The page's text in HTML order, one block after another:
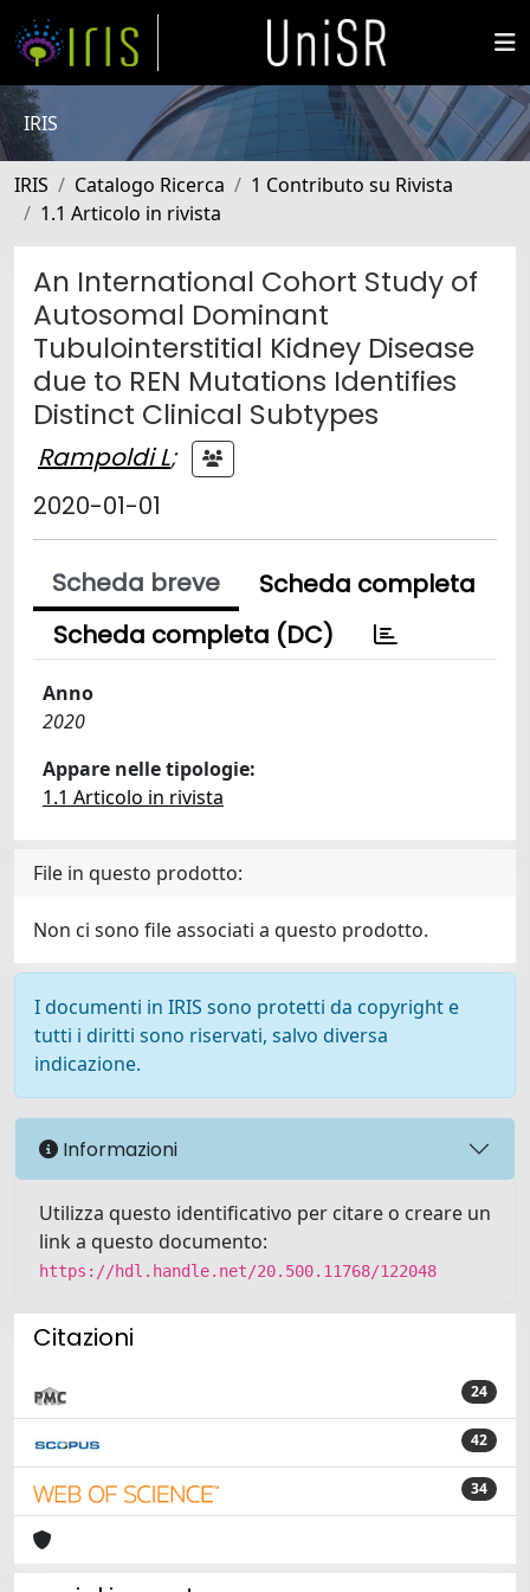
IRIS
IRIS Catalogo Ricerca
1 Contributo su Rivista
1.1 Articolo in rivista
An International Cohort Study of
Autosomal Dominant
Tubulointerstitial Kidney Disease
due to REN Mutations Identifies
Distinct Clinical Subtypes
Rampoldi L;
2020-01-01
Scheda breve
Scheda completa
Scheda completa (DC)
Anno
2020
Appare nelle tipologie:
1.1 Articolo in rivista
File in questo prodotto:
Non ci sono file associati a questo prodotto.
I documenti in IRIS sono protetti da copyright e
tutti i diritti sono riservati, salvo diversa
indicazione.
Informazioni
Utilizza questo identificativo per citare o creare un
link a questo documento:
https://hdl.handle.net/20.500.11768/122048
Citazioni
24
42
34